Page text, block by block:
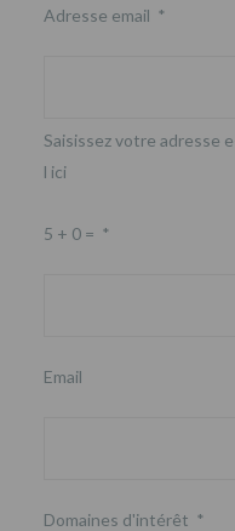
Adresse email *
Saisissez votre adresse
l ici
5 + 0 = *
Email
Domaines d'intérêt *